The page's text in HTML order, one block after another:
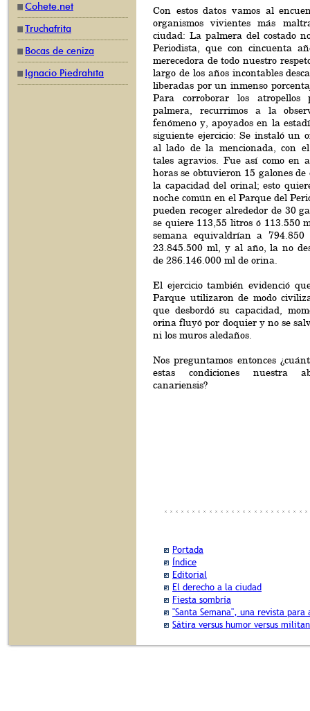
Cohete.net
Truchafrita
Bocas de ceniza
Ignacio Piedrahíta
Con estos datos vamos al
organismos vivientes más
ciudad: La palmera del costado
Periodista, que con cincuenta
merecedora de todo nuestro
largo de los años incontables
liberadas por un inmenso
Para corroborar los atropellos
palmera, recurrimos a la
fenómeno y, apoyados en la
siguiente ejercicio: Se instaló un
al lado de la mencionada, con
tales agravios. Fue así como en
horas se obtuvieron 15 galones
la capacidad del orinal; esto
noche común en el Parque del
pueden recoger alrededor de 30
se quiere 113,55 litros ó 113.550
semana equivaldrían a
23.845.500 ml, y al año, la no
de 286.146.000 ml de orina.
El ejercicio también evidenció
Parque utilizaron de modo
que desbordó su capacidad,
orina fluyó por doquier y no se
ni los muros aledaños.
Nos preguntamos entonces
estas condiciones nuestra
canariensis?
Portada
Índice
Editorial
El derecho a la ciudad
Fiesta sombría
"Santa Semana", una revista para
Sátira versus humor versus